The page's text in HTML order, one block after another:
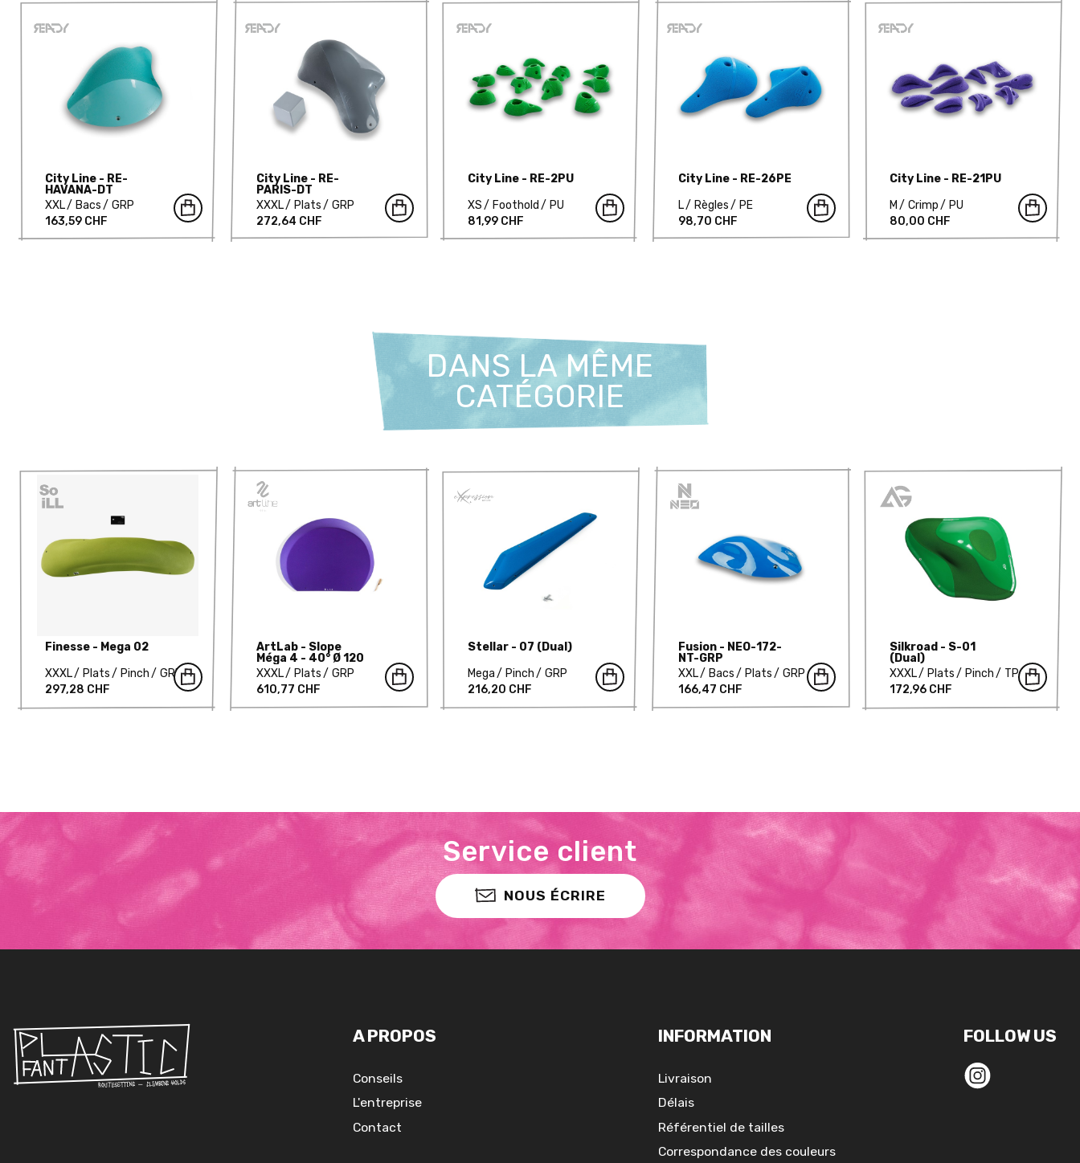
City Line - RE-
HAVANA-DT
XXL
Bacs
GRP
163,59 CHF
City Line - RE-
PARIS-DT
XXXL
Plats
GRP
272,64 CHF
City Line - RE-2PU
XS
Foothold
PU
81,99 CHF
City Line - RE-26PE
L
Règles
PE
98,70 CHF
City Line - RE-21PU
M
Crimp
PU
80,00 CHF
DANS LA MÊME
CATÉGORIE
Finesse - Mega 02
XXXL
Plats Pinch
GRP
297,28 CHF
ArtLab - Slope
Méga 4 - 40° Ø 120
cm
XXXL Plats
GRP
610,77 CHF
Stellar - 07 (Dual)
Mega
Pinch
GRP
216,20 CHF
Fusion - NEO-172-
NT-GRP
XXL
Bacs Plats
GRP
166,47 CHF
Silkroad - S-01
(Dual)
XXXL
Plats Pinch
TP
172,96 CHF
Service client
NOUS ÉCRIRE
A PROPOS
Conseils
L'entreprise
Contact
INFORMATION
Livraison
Délais
Référentiel de tailles
Correspondance des couleurs
FOLLOW US